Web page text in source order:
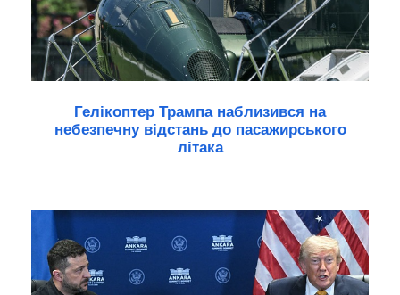
Гелікоптер Трампа наблизився на
небезпечну відстань до пасажирського
літака